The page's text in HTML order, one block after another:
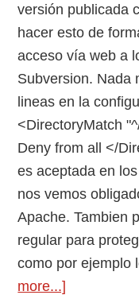
versión publicada
hacer esto de
acceso vía web a
Subversion. Nada
lineas en la
<DirectoryMatch
Deny from all </
es aceptada en
nos vemos
Apache. Tambien
regular para
como por ejemplo
more...]